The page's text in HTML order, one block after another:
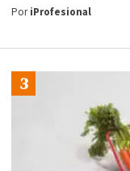
PoriProfesional